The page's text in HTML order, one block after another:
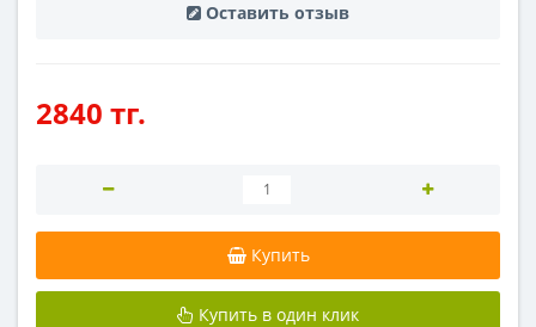
Оставить отзыв
2840 тг.
Купить
Купить в один клик